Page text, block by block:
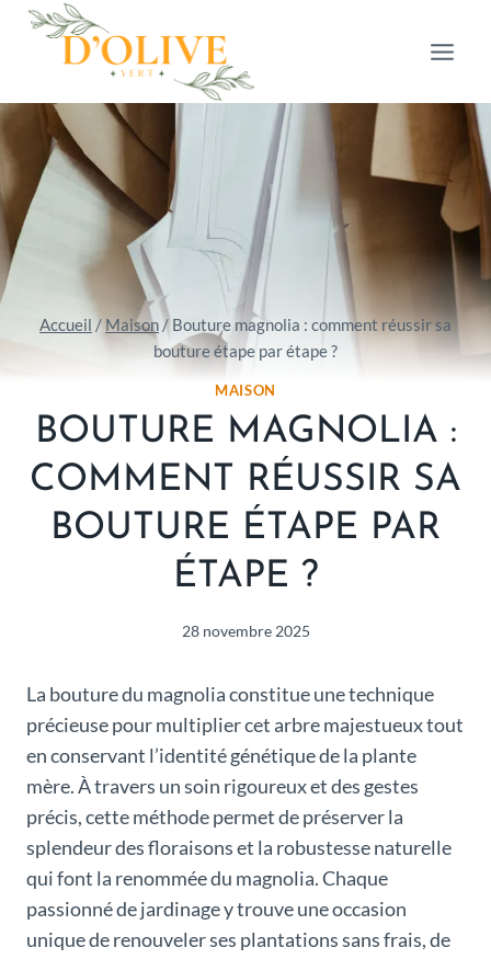
Aller
Accueil / Maison / Bouture magnolia : comment réussir sa
bouture étape par étape ?
MAISON
BOUTURE MAGNOLIA :
COMMENT RÉUSSIR SA
BOUTURE ÉTAPE PAR
ÉTAPE ?
28 novembre 2025
La bouture du magnolia constitue une technique
précieuse pour multiplier cet arbre majestueux tout
en conservant l’identité génétique de la plante
mère. À travers un soin rigoureux et des gestes
précis, cette méthode permet de préserver la
splendeur des floraisons et la robustesse naturelle
qui font la renommée du magnolia. Chaque
passionné de jardinage y trouve une occasion
unique de renouveler ses plantations sans frais, de